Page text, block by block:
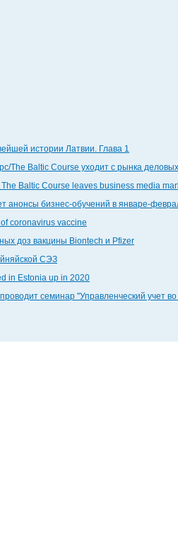
истории Латвии. Глава 1
The Baltic Course уходит с рынка
Baltic Course leaves business media
анонсы бизнес-обучений в январе-
coronavirus vaccine
доз вакцины Biontech и Pfizer
СЭЗ
in Estonia up in 2020
семинар "Управленческий учет во